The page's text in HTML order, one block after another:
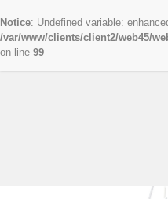
Notice: Undefined variable:
/var/www/clients/client2/web45/
on line 99